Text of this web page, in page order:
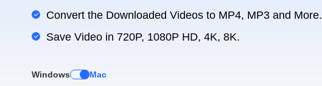
Convert the Downloaded Videos to MP4, MP3 and More.
Save Video in 720P, 1080P HD, 4K, 8K.
Windows Mac